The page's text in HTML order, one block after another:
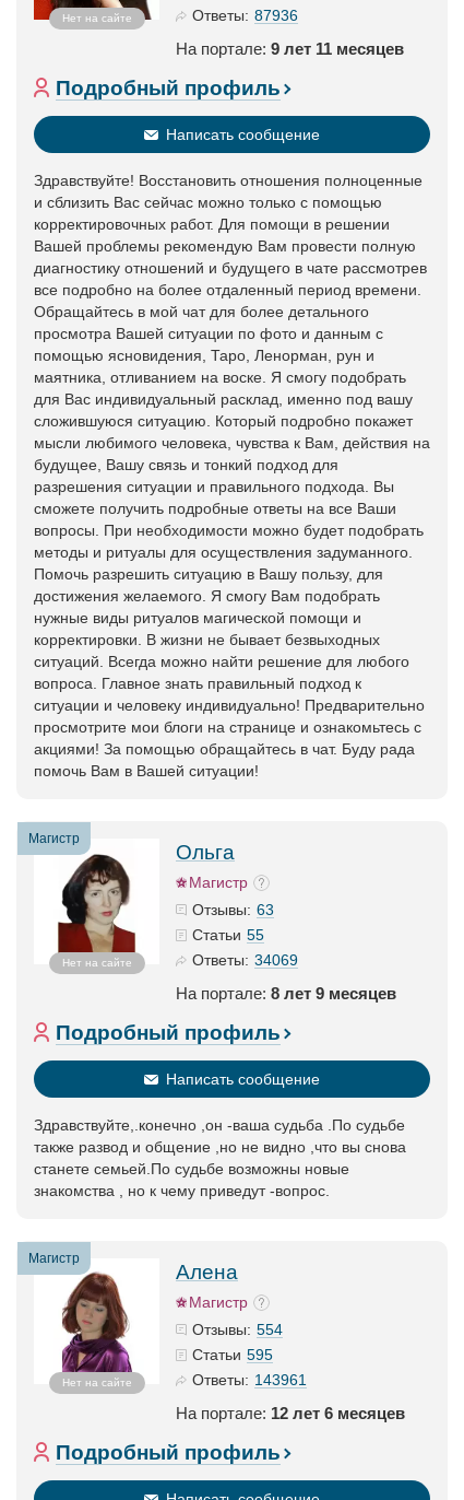
Нет на сайте
Ответы: 87936
На портале: 9 лет 11 месяцев
Подробный профиль
Написать сообщение
Здравствуйте! Восстановить отношения полноценные
и сблизить Вас сейчас можно только с помощью
корректировочных работ. Для помощи в решении
Вашей проблемы рекомендую Вам провести полную
диагностику отношений и будущего в чате рассмотрев
все подробно на более отдаленный период времени.
Обращайтесь в мой чат для более детального
просмотра Вашей ситуации по фото и данным с
помощью ясновидения, Таро, Ленорман, рун и
маятника, отливанием на воске. Я смогу подобрать
для Вас индивидуальный расклад, именно под вашу
сложившуюся ситуацию. Который подробно покажет
мысли любимого человека, чувства к Вам, действия на
будущее, Вашу связь и тонкий подход для
разрешения ситуации и правильного подхода. Вы
сможете получить подробные ответы на все Ваши
вопросы. При необходимости можно будет подобрать
методы и ритуалы для осуществления задуманного.
Помочь разрешить ситуацию в Вашу пользу, для
достижения желаемого. Я смогу Вам подобрать
нужные виды ритуалов магической помощи и
корректировки. В жизни не бывает безвыходных
ситуаций. Всегда можно найти решение для любого
вопроса. Главное знать правильный подход к
ситуации и человеку индивидуально! Предварительно
просмотрите мои блоги на странице и ознакомьтесь с
акциями! За помощью обращайтесь в чат. Буду рада
помочь Вам в Вашей ситуации!
Магистр
Нет на сайте
Ольга
Магистр
Отзывы: 63
Статьи 55
Ответы: 34069
На портале: 8 лет 9 месяцев
Подробный профиль
Написать сообщение
Здравствуйте,.конечно ,он -ваша судьба .По судьбе
также развод и общение ,но не видно ,что вы снова
станете семьей.По судьбе возможны новые
знакомства , но к чему приведут -вопрос.
Магистр
Нет на сайте
Алена
Магистр
Отзывы: 554
Статьи 595
Ответы: 143961
На портале: 12 лет 6 месяцев
Подробный профиль